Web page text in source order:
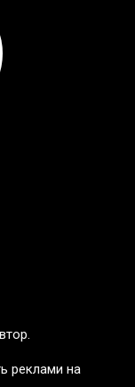
реклами на